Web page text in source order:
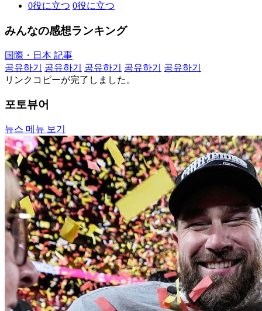
0役に立つ 0役に立つ
みんなの感想ランキング
国際・日本 記事
공유하기
공유하기 공유하기 공유하기
공유하기
リンクコピーが完了しました。
포토뷰어
뉴스 메뉴 보기